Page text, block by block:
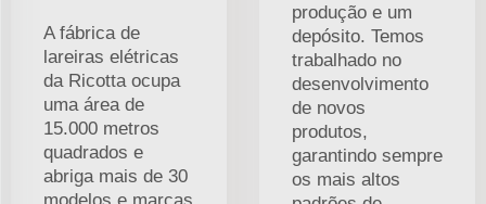
A fábrica de
lareiras elétricas
da Ricotta ocupa
uma área de
15.000 metros
quadrados e
abriga mais de 30
produção e um
depósito. Temos
trabalhado no
desenvolvimento
de novos
produtos,
garantindo sempre
os mais altos